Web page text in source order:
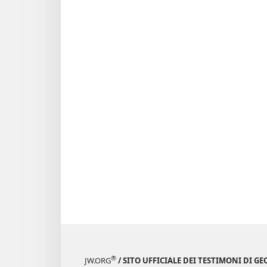
JW.ORG® / SITO UFFICIALE DEI TESTIMONI DI